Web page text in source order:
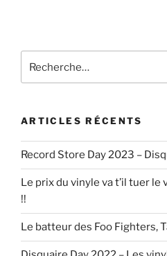
pour
ARTICLES RÉCENTS
Record Store Day 2023 –
Le prix du vinyle va t’il tuer le
!!
Le batteur des Foo Fighters,